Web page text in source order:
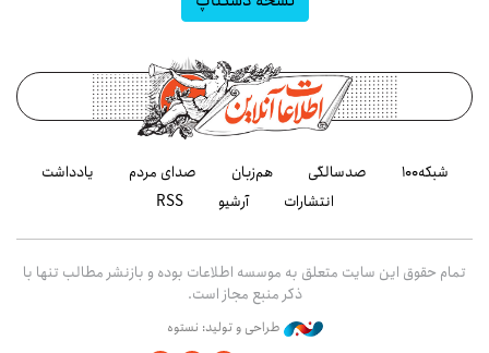
شبکه۱۰۰ صدسالگی هم‌زبان صدای مردم
یادداشت
انتشارات
آرشیو RSS
تمام حقوق این سایت متعلق به موسسه اطلاعات بوده و بازنشر مطالب تنها با
ذکر منبع مجاز است.
طراحی و تولید: نستوه